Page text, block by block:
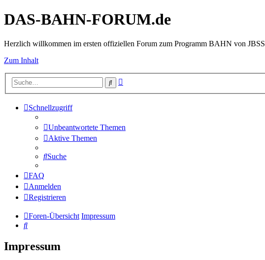
DAS-BAHN-FORUM.de
Herzlich willkommen im ersten offiziellen Forum zum Programm BAHN von JBSS
Zum Inhalt
Suche
Schnellzugriff
Unbeantwortete Themen
Aktive Themen
Suche
FAQ
Anmelden
Registrieren
Foren-Übersicht Impressum
Suche
Impressum